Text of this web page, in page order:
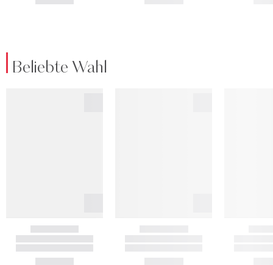
Beliebte Wahl